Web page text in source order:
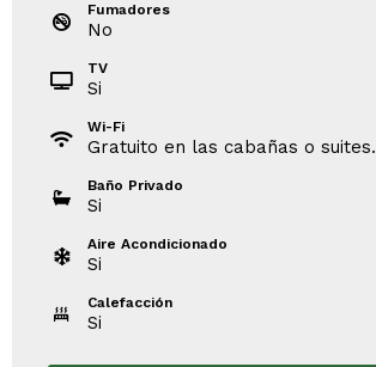
Fumadores
No
TV
Si
Wi-Fi
Gratuito en las cabañas o suites.
Baño Privado
Si
Aire Acondicionado
Si
Calefacción
Si